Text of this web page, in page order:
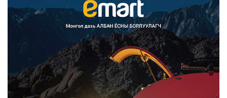
Францад иргэд рүү зөвшөөрөлгүй
сурталчилгааны дууд...
2026/08/07